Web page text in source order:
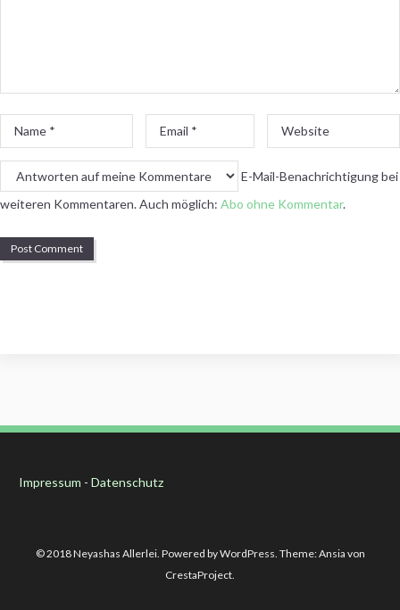
Name
*
Email
*
Website
E-Mail-Benachrichtigung bei
weiteren Kommentaren. Auch möglich: Abo ohne Kommentar.
Impressum - Datenschutz
© 2018 Neyashas Allerlei. Powered by WordPress. Theme: Ansia von
CrestaProject.